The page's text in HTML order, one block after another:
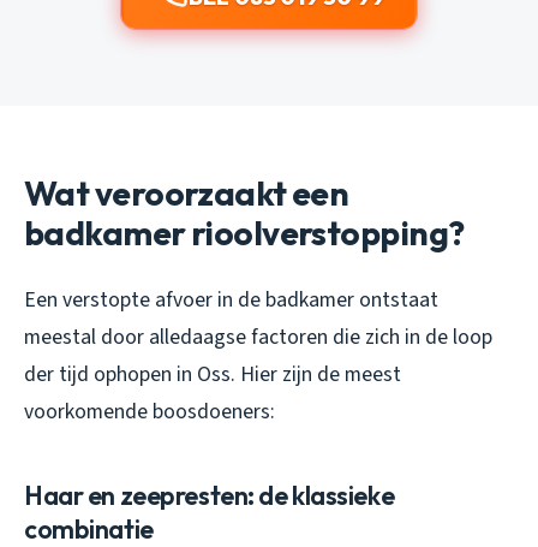
Wat veroorzaakt een
badkamer rioolverstopping?
Een verstopte afvoer in de badkamer ontstaat
meestal door alledaagse factoren die zich in de loop
der tijd ophopen in Oss. Hier zijn de meest
voorkomende boosdoeners:
Haar en zeepresten: de klassieke
combinatie